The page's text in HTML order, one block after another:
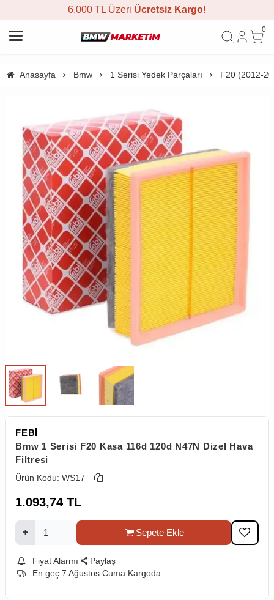
6.000 TL Üzeri Ücretsiz Kargo!
0
Anasayfa Bmw 1 Serisi Yedek Parçaları F20 (2012-
FEBİ
Bmw 1 Serisi F20 Kasa 116d 120d N47N Dizel Hava
Filtresi
Ürün Kodu: WS17
1.093,74 TL
Sepete Ekle
Fiyat Alarmı
Paylaş
En geç 7 Ağustos Cuma Kargoda